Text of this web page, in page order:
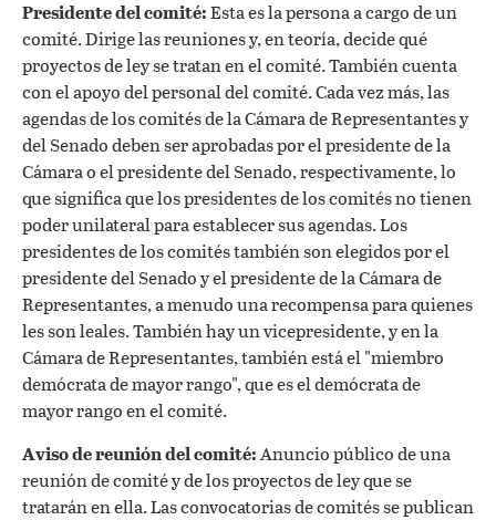
Presidente del comité:Esta es la persona a cargo de un
comité. Dirige las reuniones y, en teoría, decide qué
proyectos de ley se tratan en el comité. También cuenta
con el apoyo del personal del comité. Cada vez más, las
agendas de los comités de la Cámara de Representantes y
del Senado deben ser aprobadas por el presidente de la
Cámara o el presidente del Senado, respectivamente, lo
que significa que los presidentes de los comités no tienen
poder unilateral para establecer sus agendas. Los
presidentes de los comités también son elegidos por el
presidente del Senado y el presidente de la Cámara de
Representantes, a menudo una recompensa para quienes
les son leales. También hay un vicepresidente, y en la
Cámara de Representantes, también está el "miembro
demócrata de mayor rango", que es el demócrata de
mayor rango en el comité.
Aviso de reunión del comité:Anuncio público de una
reunión de comité y de los proyectos de ley que se
tratarán en ella. Las convocatorias de comités se publican